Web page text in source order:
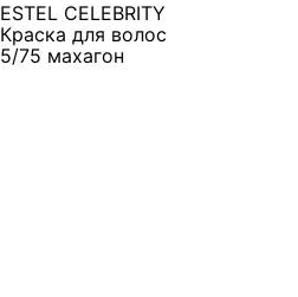
ESTEL CELEBRITY
Краска для волос
5/75 махагон